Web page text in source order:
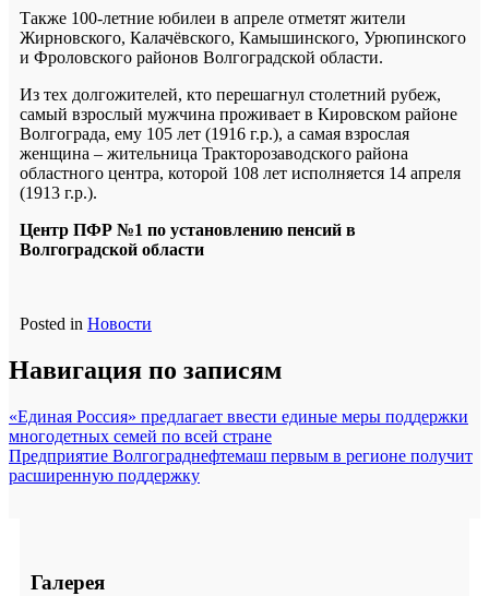
Также 100-летние юбилеи в апреле отметят жители
Жирновского, Калачёвского, Камышинского, Урюпинского
и Фроловского районов Волгоградской области.
Из тех долгожителей, кто перешагнул столетний рубеж,
самый взрослый мужчина проживает в Кировском районе
Волгограда, ему 105 лет (1916 г.р.), а самая взрослая
женщина – жительница Тракторозаводского района
областного центра, которой 108 лет исполняется 14 апреля
(1913 г.р.).
Центр ПФР №1 по установлению пенсий в
Волгоградской области
Posted in Новости
Навигация по записям
«Единая Россия» предлагает ввести единые меры поддержки
многодетных семей по всей стране
Предприятие Волгограднефтемаш первым в регионе получит
расширенную поддержку
Галерея